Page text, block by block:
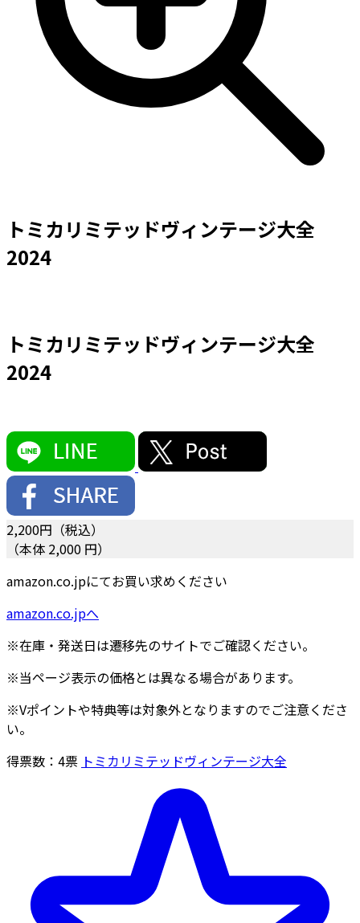
トミカリミテッドヴィンテージ大全
2024
トミカリミテッドヴィンテージ大全
2024
2,200円（税込）
（本体 2,000 円）
amazon.co.jpにてお買い求めください
amazon.co.jpへ
※在庫・発送日は遷移先のサイトでご確認ください。
※当ページ表示の価格とは異なる場合があります。
※Vポイントや特典等は対象外となりますのでご注意くださ
い。
得票数： 4票 トミカリミテッドヴィンテージ大全